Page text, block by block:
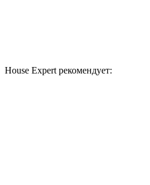
House Expert рекомендует: